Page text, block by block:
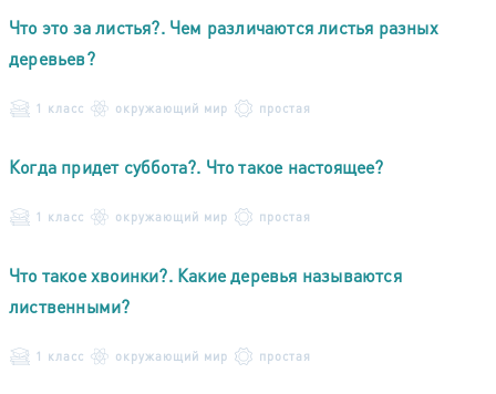
Что это за листья?. Чем различаются листья разных
деревьев?
1 класс окружающий мир простая
Когда придет суббота?. Что такое настоящее?
1 класс окружающий мир простая
Что такое хвоинки?. Какие деревья называются
лиственными?
1 класс окружающий мир простая